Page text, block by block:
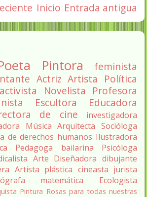
Entrada antigua
Inicio
Pintora
feminista
Actriz Artista
Política
activista Novelista
Profesora
Escultora
Educadora
de cine
investigadora
Música Arquitecta Socióloga
de derechos humanos Ilustradora
Pedagoga bailarina
Psicóloga
Arte Diseñadora dibujante
Artista plástica cineasta jurista
matemática
Ecologista
Pintura Rosas para todas nuestras